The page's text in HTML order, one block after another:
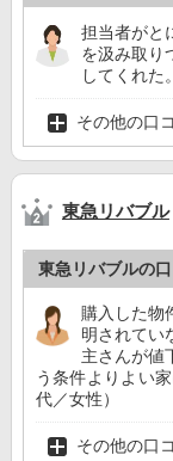
担当者がと
を汲み取り
してくれた
その他の口
東急リバブル
東急リバブルの
購入した物
明されてい
主さんが値
う条件よりよい
代／女性）
その他の口